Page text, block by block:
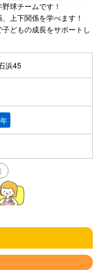
球チームです！
上下関係を学べます！
子どもの成長をサポートし
浜45